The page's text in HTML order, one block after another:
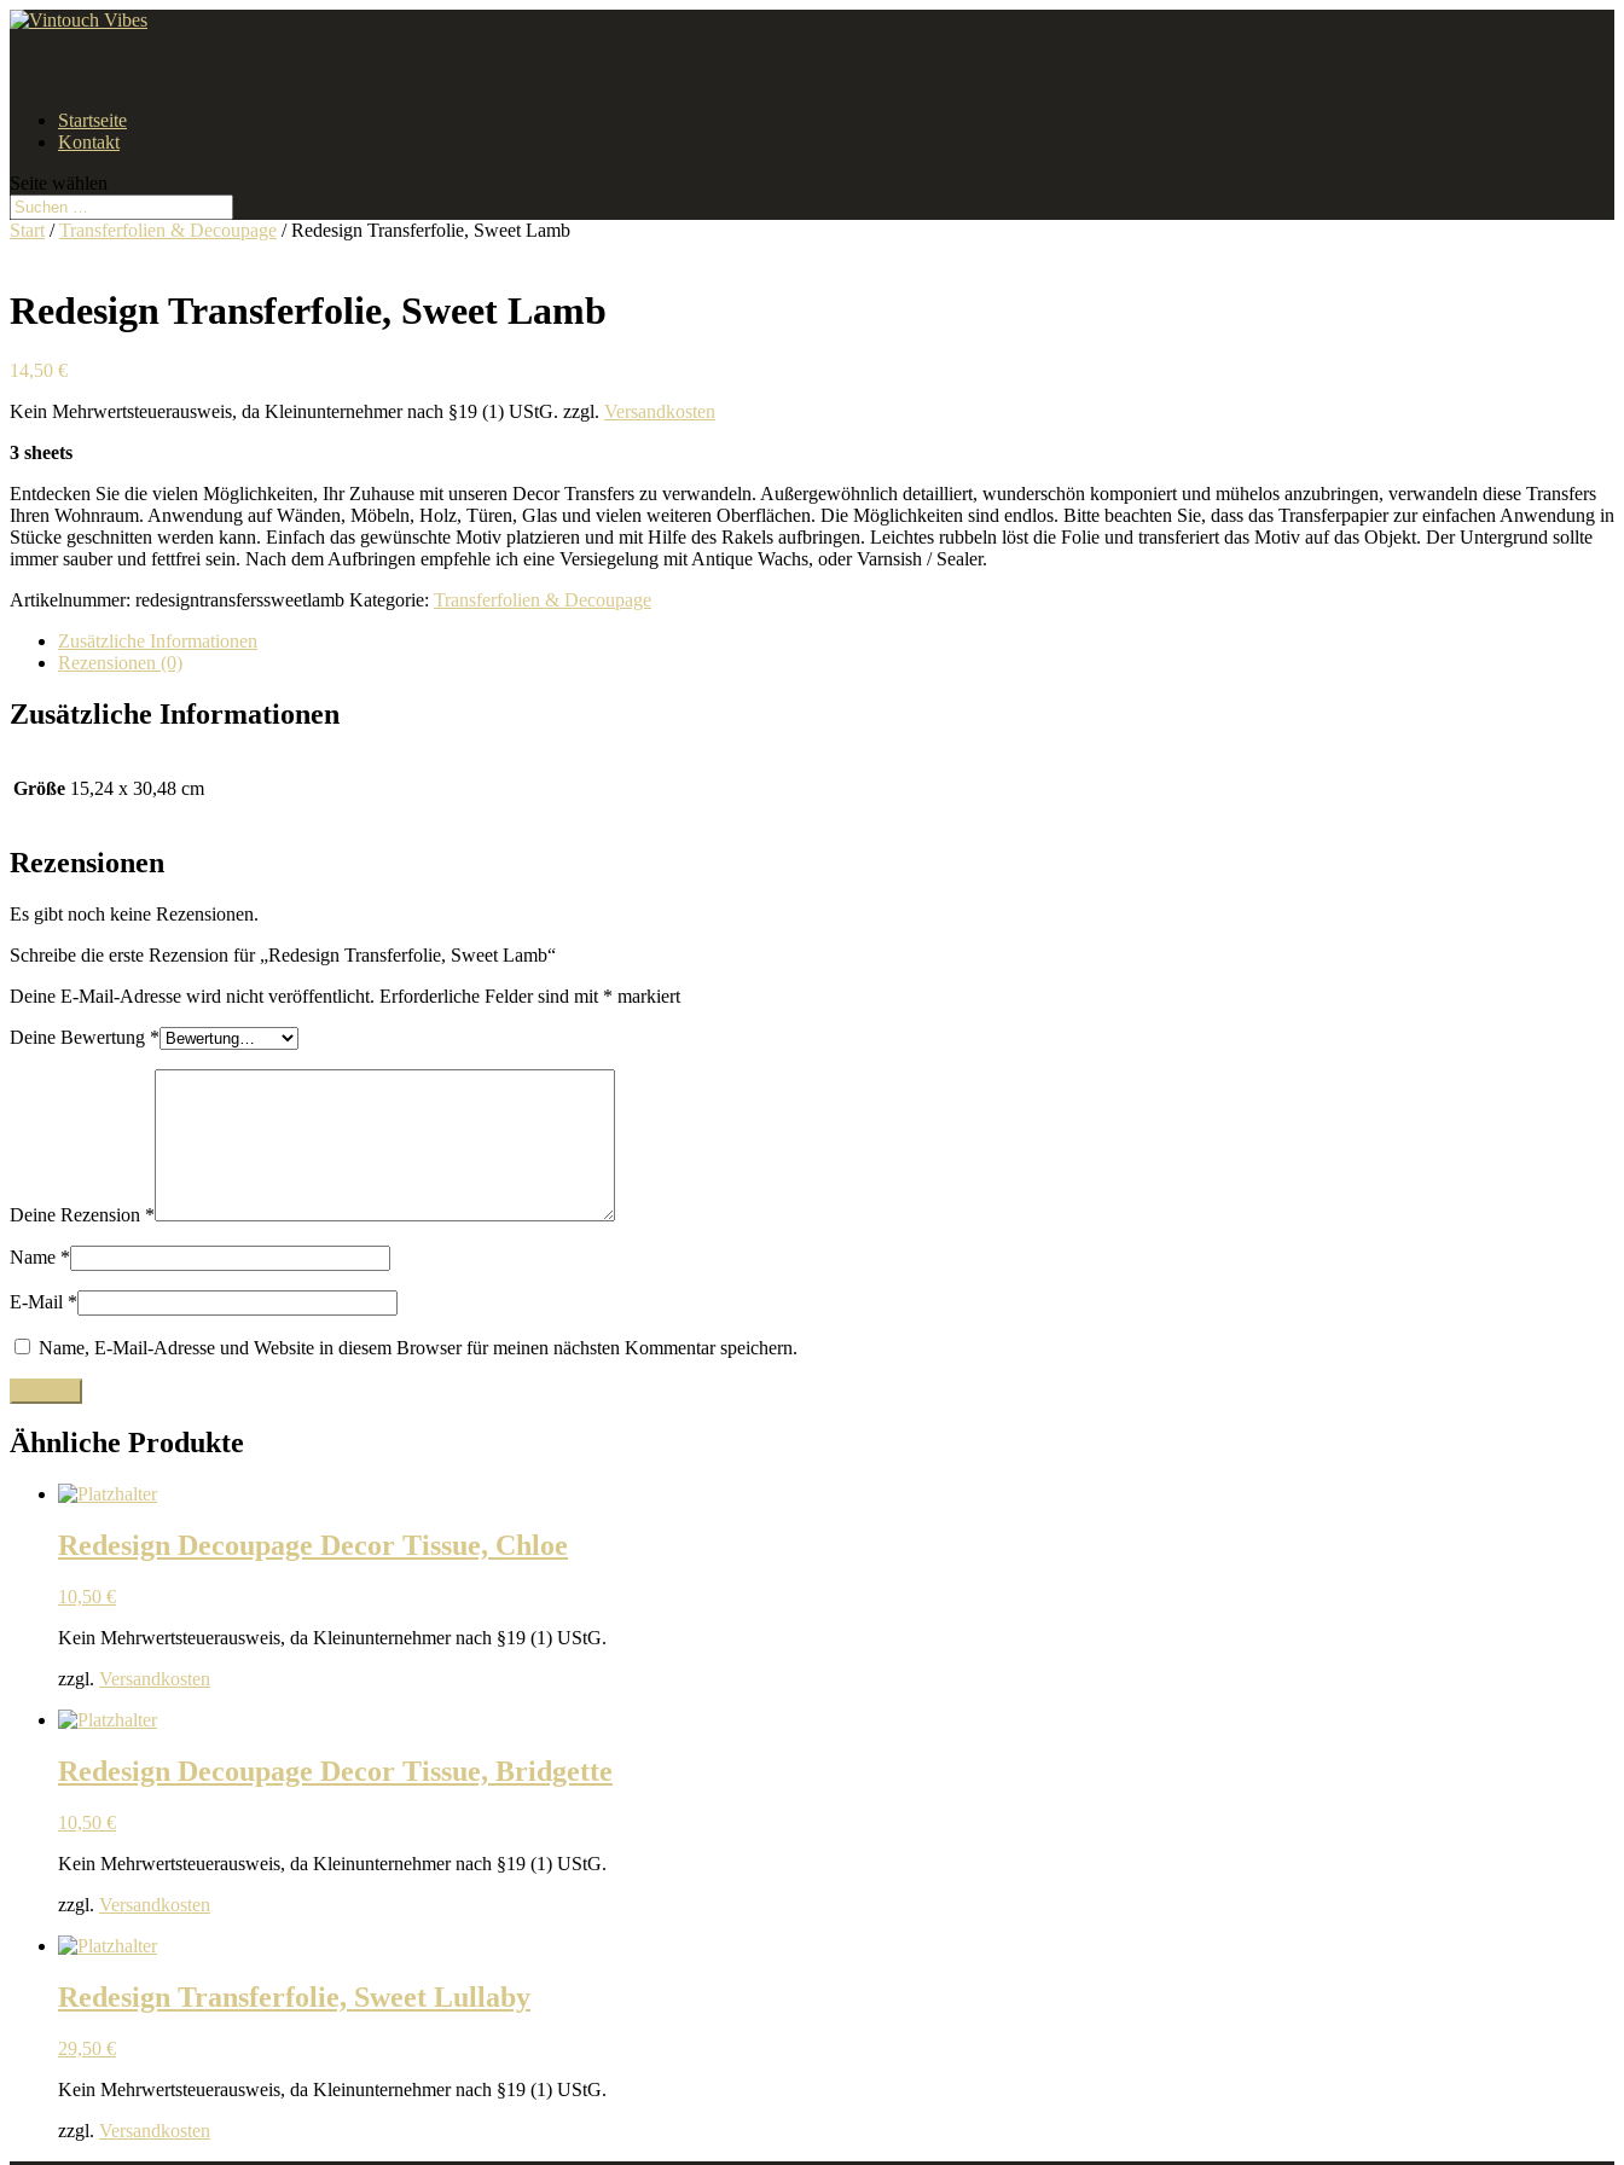
Startseite
Kontakt
Seite wählen
Start /Transferfolien & Decoupage / Redesign Transferfolie, Sweet Lamb
Redesign Transferfolie, Sweet Lamb
14,50 €
Kein Mehrwertsteuerausweis, da Kleinunternehmer nach §19 (1) UStG. zzgl. Versandkosten
Redesign
Sweet
Lamb
Menge
3 sheets
Entdecken Sie die vielen Möglichkeiten, Ihr Zuhause mit unseren Decor Transfers zu verwandeln. Außergewöhnlich detailliert, wunderschön komponiert und mühelos anzubringen, verwandeln diese Transfers
Ihren Wohnraum. Anwendung auf Wänden, Möbeln, Holz, Türen, Glas und vielen weiteren Oberflächen. Die Möglichkeiten sind endlos. Bitte beachten Sie, dass das Transferpapier zur einfachen Anwendung in
Stücke geschnitten werden kann. Einfach das gewünschte Motiv platzieren und mit Hilfe des Rakels aufbringen. Leichtes rubbeln löst die Folie und transferiert das Motiv auf das Objekt. Der Untergrund sollte
immer sauber und fettfrei sein. Nach dem Aufbringen empfehle ich eine Versiegelung mit Antique Wachs, oder Varnsish / Sealer.
Artikelnummer: redesigntransferssweetlamb Kategorie: Transferfolien & Decoupage
Zusätzliche Informationen
Rezensionen (0)
Zusätzliche Informationen
Größe 15,24 x 30,48 cm
Rezensionen
Es gibt noch keine Rezensionen.
Schreibe die erste Rezension für „Redesign Transferfolie, Sweet Lamb“
Deine E-Mail-Adresse wird nicht veröffentlicht. Erforderliche Felder sind mit * markiert
Deine Bewertung *
Deine Rezension *
Name *
E-Mail *
Name, E-Mail-Adresse und Website in diesem Browser für meinen nächsten Kommentar speichern.
Ähnliche Produkte
Redesign Decoupage Decor Tissue, Chloe
10,50 €
Kein Mehrwertsteuerausweis, da Kleinunternehmer nach §19 (1) UStG.
zzgl. Versandkosten
Redesign Decoupage Decor Tissue, Bridgette
10,50 €
Kein Mehrwertsteuerausweis, da Kleinunternehmer nach §19 (1) UStG.
zzgl. Versandkosten
Redesign Transferfolie, Sweet Lullaby
29,50 €
Kein Mehrwertsteuerausweis, da Kleinunternehmer nach §19 (1) UStG.
zzgl. Versandkosten